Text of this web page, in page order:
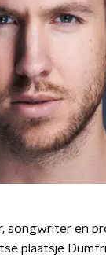
songwriter en
plaatsje